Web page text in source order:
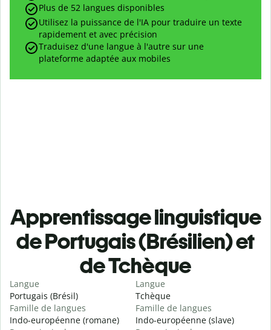
Plus de 52 langues disponibles
Utilisez la puissance de l'IA pour traduire un texte
rapidement et avec précision
Traduisez d'une langue à l'autre sur une
plateforme adaptée aux mobiles
Apprentissage linguistique
de Portugais (Brésilien) et
de Tchèque
Langue
Portugais (Brésil)
Famille de langues
Indo-européenne (romane)
Langue
Tchèque
Famille de langues
Indo-européenne (slave)